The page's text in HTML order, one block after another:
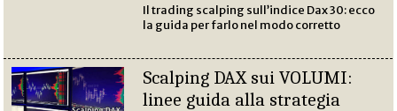
Il trading scalping sull’indice Dax 30: ecco
la guida per farlo nel modo corretto
Scalping DAX sui VOLUMI:
linee guida alla strategia